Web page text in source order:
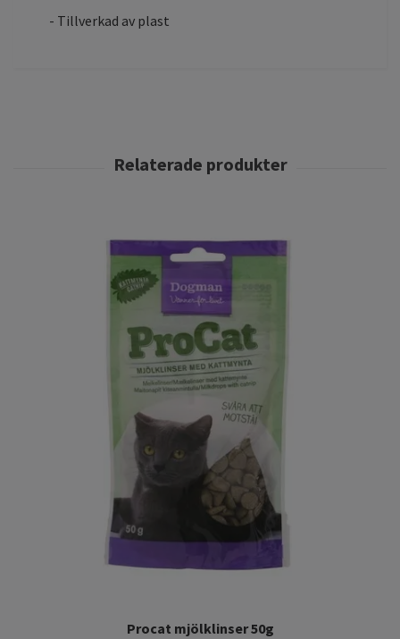
- Tillverkad av plast
Procat mjölklinser 50g